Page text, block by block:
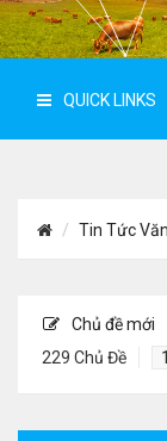
QUICK LINKS
Tin Tức
Chủ đề mới
229 Chủ Đề
1